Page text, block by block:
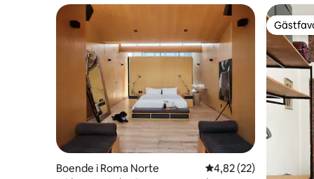
Boende i Roma Norte 4,82 av 5 i
4,82 (22)